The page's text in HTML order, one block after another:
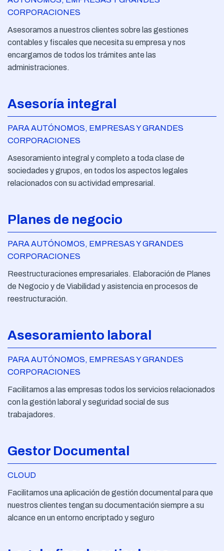
CORPORACIONES
Asesoramos a nuestros clientes sobre las gestiones
contables y fiscales que necesita su empresa y nos
encargamos de todos los trámites ante las
administraciones.
Asesoría integral
PARA AUTÓNOMOS, EMPRESAS Y GRANDES
CORPORACIONES
Asesoramiento integral y completo a toda clase de
sociedades y grupos, en todos los aspectos legales
relacionados con su actividad empresarial.
Planes de negocio
PARA AUTÓNOMOS, EMPRESAS Y GRANDES
CORPORACIONES
Reestructuraciones empresariales. Elaboración de Planes
de Negocio y de Viabilidad y asistencia en procesos de
reestructuración.
Asesoramiento laboral
PARA AUTÓNOMOS, EMPRESAS Y GRANDES
CORPORACIONES
Facilitamos a las empresas todos los servicios relacionados
con la gestión laboral y seguridad social de sus
trabajadores.
Gestor Documental
CLOUD
Facilitamos una aplicación de gestión documental para que
nuestros clientes tengan su documentación siempre a su
alcance en un entorno encriptado y seguro